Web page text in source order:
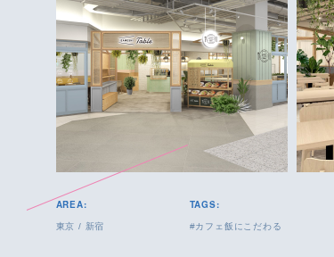
AREA:
東京 / 新宿
TAGS:
カフェ飯にこだわる